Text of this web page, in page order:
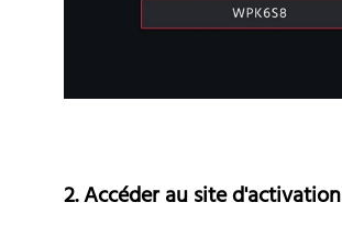
2. Accéder au site d'activation